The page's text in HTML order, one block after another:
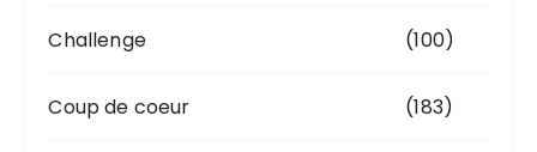
Challenge (100)
Coup de coeur (183)